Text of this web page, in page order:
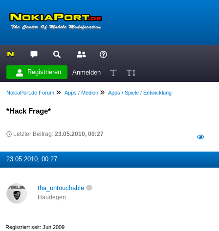
Registrieren Anmelden
NokiaPort.de Forum Apps / Medien Apps / Spiele / Entwicklung
*Hack Frage*
Letzter Beitrag:23.05.2010, 00:27
23.05.2010, 00:27
tha_untouchable
Haudegen
Registriert seit: Jun 2009